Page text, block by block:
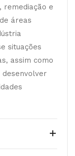
remediação e
áreas
situações
assim como